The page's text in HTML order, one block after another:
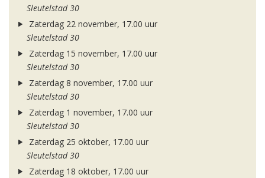
Sleutelstad 30
Zaterdag 22 november, 17.00 uur
Sleutelstad 30
Zaterdag 15 november, 17.00 uur
Sleutelstad 30
Zaterdag 8 november, 17.00 uur
Sleutelstad 30
Zaterdag 1 november, 17.00 uur
Sleutelstad 30
Zaterdag 25 oktober, 17.00 uur
Sleutelstad 30
Zaterdag 18 oktober, 17.00 uur